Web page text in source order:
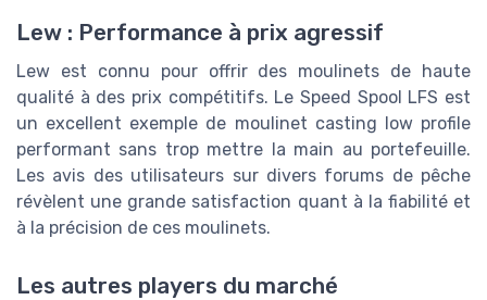
Lew : Performance à prix agressif
Lew est connu pour offrir des moulinets de haute
qualité à des prix compétitifs. Le Speed Spool LFS est
un excellent exemple de moulinet casting low profile
performant sans trop mettre la main au portefeuille.
Les avis des utilisateurs sur divers forums de pêche
révèlent une grande satisfaction quant à la fiabilité et
à la précision de ces moulinets.
Les autres players du marché